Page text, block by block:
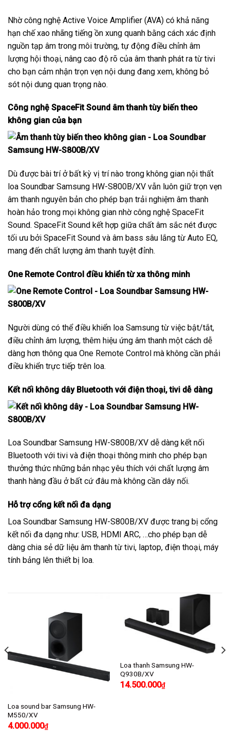
Nhờ công nghệ Active Voice Amplifier (AVA) có khả năng
hạn chế xao nhãng tiếng ồn xung quanh bằng cách xác định
nguồn tạp âm trong môi trường, tự động điều chỉnh âm
lượng hội thoại, nâng cao độ rõ của âm thanh phát ra từ tivi
cho bạn cảm nhận trọn vẹn nội dung đang xem, không bỏ
sót nội dung quan trọng nào.
Công nghệ SpaceFit Sound âm thanh tùy biến theo
không gian của bạn
Dù được bài trí ở bất kỳ vị trí nào trong không gian nội thất
loa Soundbar Samsung HW-S800B/XV vẫn luôn giữ trọn vẹn
âm thanh nguyên bản cho phép bạn trải nghiệm âm thanh
hoàn hảo trong mọi không gian nhờ công nghệ SpaceFit
Sound. SpaceFit Sound kết hợp giữa chất âm sắc nét được
tối ưu bởi SpaceFit Sound và âm bass sâu lắng từ Auto EQ,
mang đến chất lượng âm thanh tuyệt đỉnh.
One Remote Control điều khiển từ xa thông minh
Người dùng có thể điều khiển loa Samsung từ việc bật/tắt,
điều chỉnh âm lượng, thêm hiệu ứng âm thanh một cách dễ
dàng hơn thông qua One Remote Control mà không cần phải
điều khiển trực tiếp trên loa.
Kết nối không dây Bluetooth với điện thoại, tivi dễ dàng
Loa Soundbar Samsung HW-S800B/XV dễ dàng kết nối
Bluetooth với tivi và điện thoại thông minh cho phép bạn
thưởng thức những bản nhạc yêu thích với chất lượng âm
thanh hàng đầu ở bất cứ đâu mà không cần dây nối.
Hỗ trợ cổng kết nối đa dạng
Loa Soundbar Samsung HW-S800B/XV được trang bị cổng
kết nối đa dạng như: USB, HDMI ARC, …cho phép bạn dễ
dàng chia sẻ dữ liệu âm thanh từ tivi, laptop, điện thoại, máy
tính bảng lên thiết bị loa.
Loa sound bar Samsung HW-
M550/XV
4.000.000₫
Loa thanh Samsung HW-
Q930B/XV
14.500.000₫